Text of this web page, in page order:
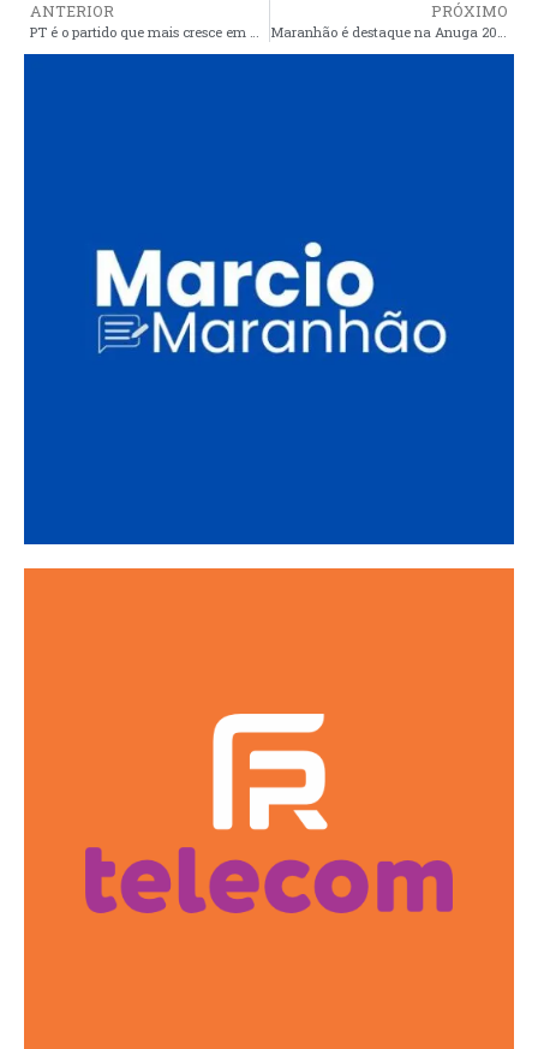
ANTERIOR
PT é o partido que mais cresce em Araioses e nos municípios do Baixo Parnaíba
PRÓXIMO
Maranhão é destaque na Anuga 2025, na Alemanha